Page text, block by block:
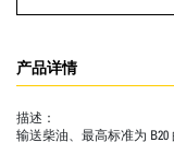
产品详情
描述：
输送柴油、最高标准为